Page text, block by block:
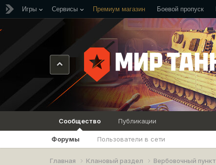
Игры Сервисы Премиум магазин Боевой пропуск
Сообщество
Форумы Пользователи в сети
Публикации
Главная Клановый раздел Вербовочный пункт